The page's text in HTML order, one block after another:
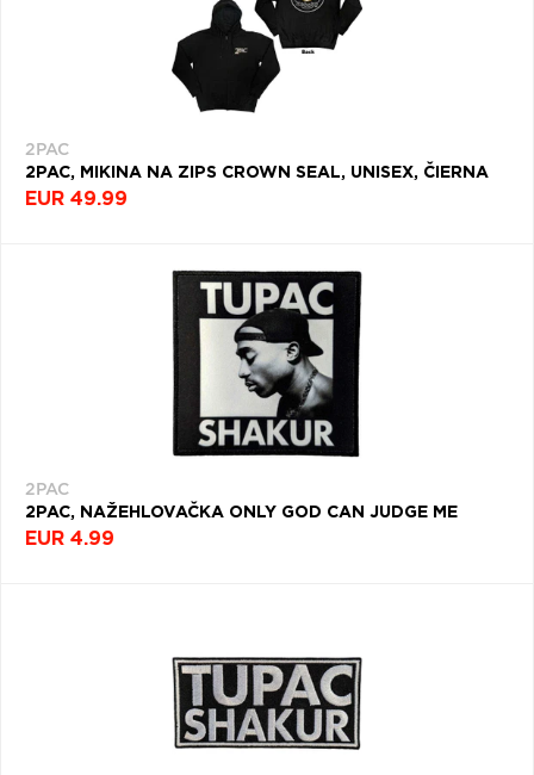
2PAC
2PAC, MIKINA NA ZIPS CROWN SEAL, UNISEX, ČIERNA
EUR 49.99
2PAC
2PAC, NAŽEHLOVAČKA ONLY GOD CAN JUDGE ME
EUR 4.99